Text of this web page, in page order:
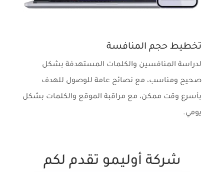
تخطيط حجم المنافسة
لدراسة المنافسين والكلمات المستهدفة بشكل
صحيح ومناسب، مع نصائح عامة للوصول للهدف
بأسرع وقت ممكن، مع مراقبة الموقع والكلمات بشكل
يومي.
شركة أوليمو تقدم لكم